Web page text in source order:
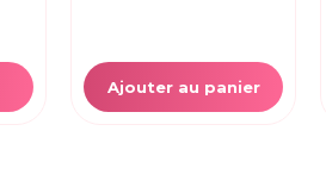
Ajouter au panier